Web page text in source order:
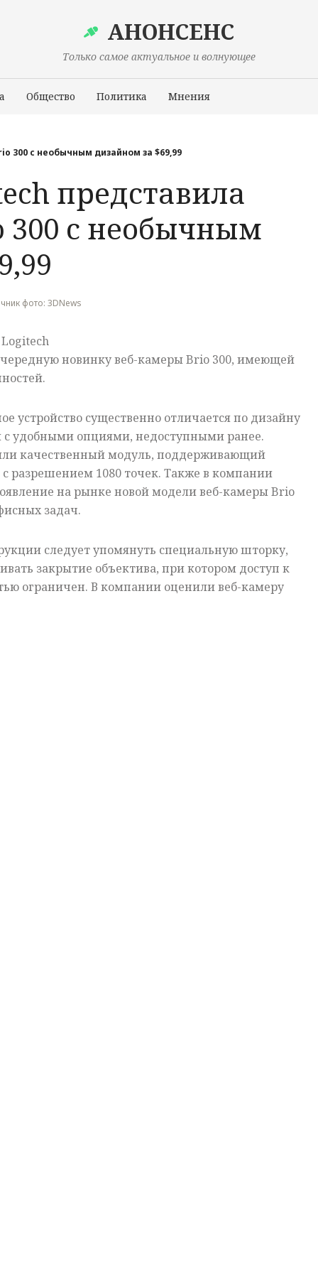
АНОНСЕНС
Только самое актуальное и волнующее
Общество Политика Мнения
300 с необычным дизайном за $69,99
представила
300 с необычным
фото: 3DNews
новинку веб-камеры Brio 300, имеющей
устройство существенно отличается по дизайну
с удобными опциями, недоступными ранее.
качественный модуль, поддерживающий
разрешением 1080 точек. Также в компании
на рынке новой модели веб-камеры Brio
задач.
следует упомянуть специальную шторку,
закрытие объектива, при котором доступ к
ограничен. В компании оценили веб-камеру